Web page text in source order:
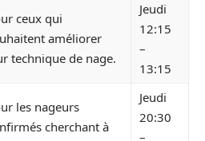
ceux qui
améliorer
technique de nage.
Jeudi
12:15
–
13:15
les nageurs
cherchant à
Jeudi
20:30
–